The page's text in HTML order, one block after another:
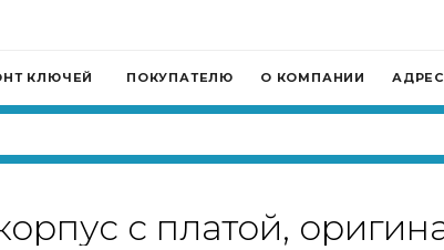
КЛЮЧЕЙ ПОКУПАТЕЛЮ О КОМПАНИИ
с платой,